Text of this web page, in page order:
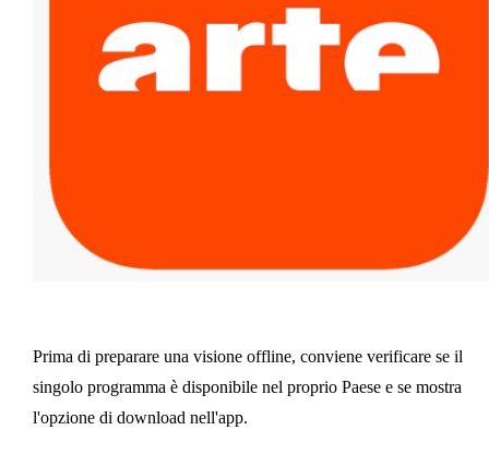
Prima di preparare una visione offline, conviene verificare se il
singolo programma è disponibile nel proprio Paese e se mostra
l'opzione di download nell'app.